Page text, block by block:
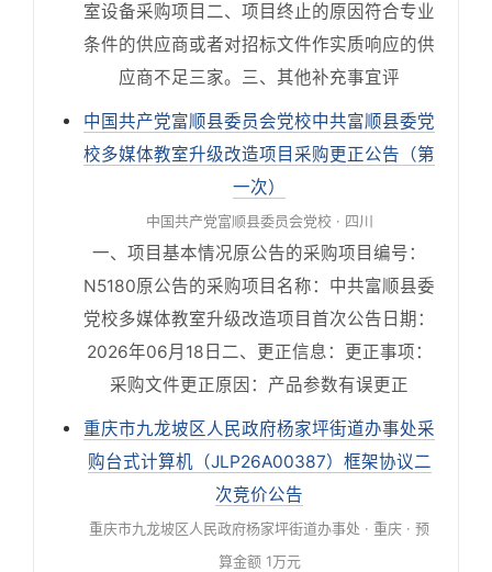
室设备采购项目二、项目终止的原因符合专业
条件的供应商或者对招标文件作实质响应的供
应商不足三家。三、其他补充事宜评
中国共产党富顺县委员会党校中共富顺县委党
校多媒体教室升级改造项目采购更正公告（第
一次）
中国共产党富顺县委员会党校 · 四川
一、项目基本情况原公告的采购项目编号：
N5180原公告的采购项目名称：中共富顺县委
党校多媒体教室升级改造项目首次公告日期：
2026年06月18日二、更正信息：更正事项：
采购文件更正原因：产品参数有误更正
重庆市九龙坡区人民政府杨家坪街道办事处采
购台式计算机（JLP26A00387）框架协议二
次竞价公告
重庆市九龙坡区人民政府杨家坪街道办事处 · 重庆 · 预
算金额 1万元